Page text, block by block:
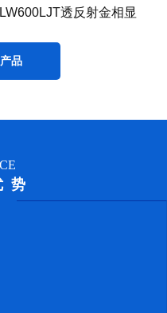
LW600LJT透反射金相显
微镜
品
势